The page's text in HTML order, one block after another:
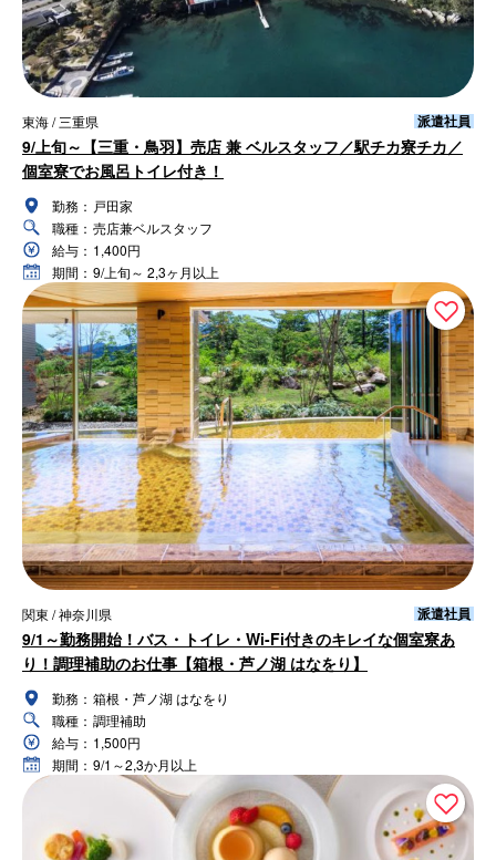
東海 / 三重県 派遣社員
9/上旬～【三重・鳥羽】売店 兼 ベルスタッフ／駅チカ寮チカ／
個室寮でお風呂トイレ付き！
勤務： 戸田家
職種： 売店兼ベルスタッフ
給与： 1,400円
期間： 9/上旬～ 2,3ヶ月以上
関東 / 神奈川県 派遣社員
9/1～勤務開始！バス・トイレ・Wi-Fi付きのキレイな個室寮あ
り！調理補助のお仕事【箱根・芦ノ湖 はなをり】
勤務： 箱根・芦ノ湖 はなをり
職種： 調理補助
給与： 1,500円
期間： 9/1～2,3か月以上